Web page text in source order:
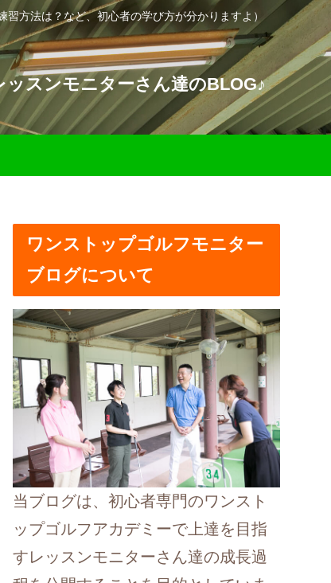
方法は？など、初心者の学び方が分かりますよ）
スンモニターさん達のBLOG♪
ワンストップゴルフモニター
ブログについて
当ブログは、初心者専門のワンスト
ップゴルフアカデミーで上達を目指
すレッスンモニターさん達の成長過